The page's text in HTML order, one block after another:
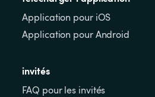
Application pour iOS
Application pour Android
invités
FAQ pour les invités